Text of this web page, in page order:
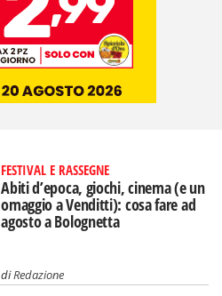
FESTIVAL E RASSEGNE
Abiti d’epoca, giochi, cinema (e un
omaggio a Venditti): cosa fare ad
agosto a Bolognetta
diRedazione